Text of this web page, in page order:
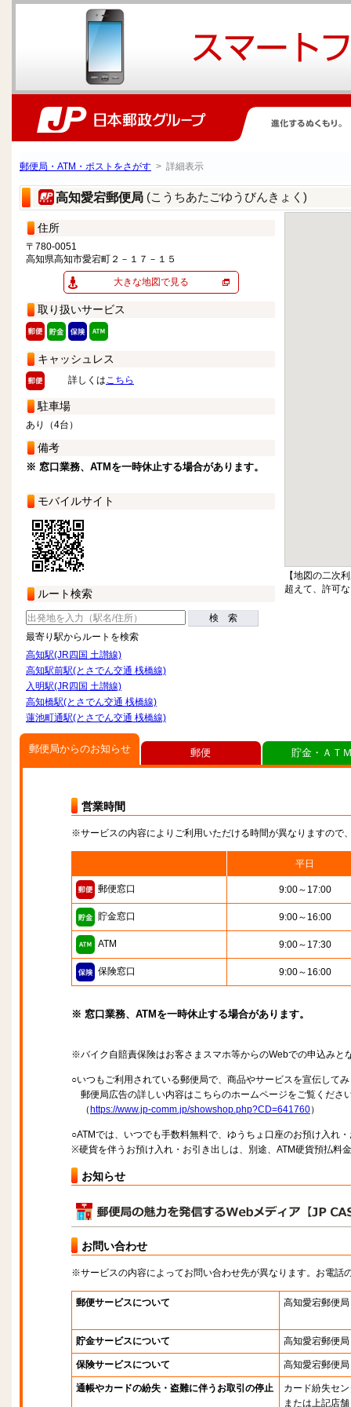
郵便局・ATM・ポストをさがす > 詳細表示
高知愛宕郵便局 (こうちあたごゆうびんきょく)
住所
〒780-0051
高知県高知市愛宕町２－１７－１５
大きな地図で見る
取り扱いサービス
キャッシュレス
詳しくはこちら
駐車場
あり（4台）
備考
※ 窓口業務、ATMを一時休止する場合があります。
モバイルサイト
ルート検索
検 索
最寄り駅からルートを検索
高知駅(JR四国 土讃線)
高知駅前駅(とさでん交通 桟橋線)
入明駅(JR四国 土讃線)
高知橋駅(とさでん交通 桟橋線)
蓮池町通駅(とさでん交通 桟橋線)
【地図の二次
超えて、許可
郵便局からのお知らせ
営業時間
※サービスの内容によりご利用いただける時間が異なりますので
平日
郵便窓口 9:00～17:00
貯金窓口 9:00～16:00
ATM 9:00～17:30
保険窓口 9:00～16:00
※ 窓口業務、ATMを一時休止する場合があります。
※バイク自賠責保険はお客さまスマホ等からのWebでの申込みと
○いつもご利用されている郵便局で、商品やサービスを宣伝して
郵便局広告の詳しい内容はこちらのホームページをご覧くださ
（ https://www.jp-comm.jp/showshop.php?CD=641760）
○ATMでは、いつでも手数料無料で、ゆうちょ口座のお預け入れ
※硬貨を伴うお預け入れ・お引き出しは、別途、ATM硬貨預払料
お知らせ
お問い合わせ
※サービスの内容によってお問い合わせ先が異なります。お電話
郵便サービスについて 高知愛宕郵便局
貯金サービスについて 高知愛宕郵便局
保険サービスについて 高知愛宕郵便局
通帳やカードの紛失・盗難に伴うお取引の停止
カード紛失セ
または上記店舗
郵便 貯金・ＡＴ